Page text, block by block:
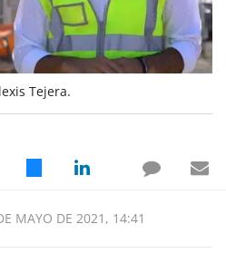
Tejera.
MAYO DE 2021, 14:41